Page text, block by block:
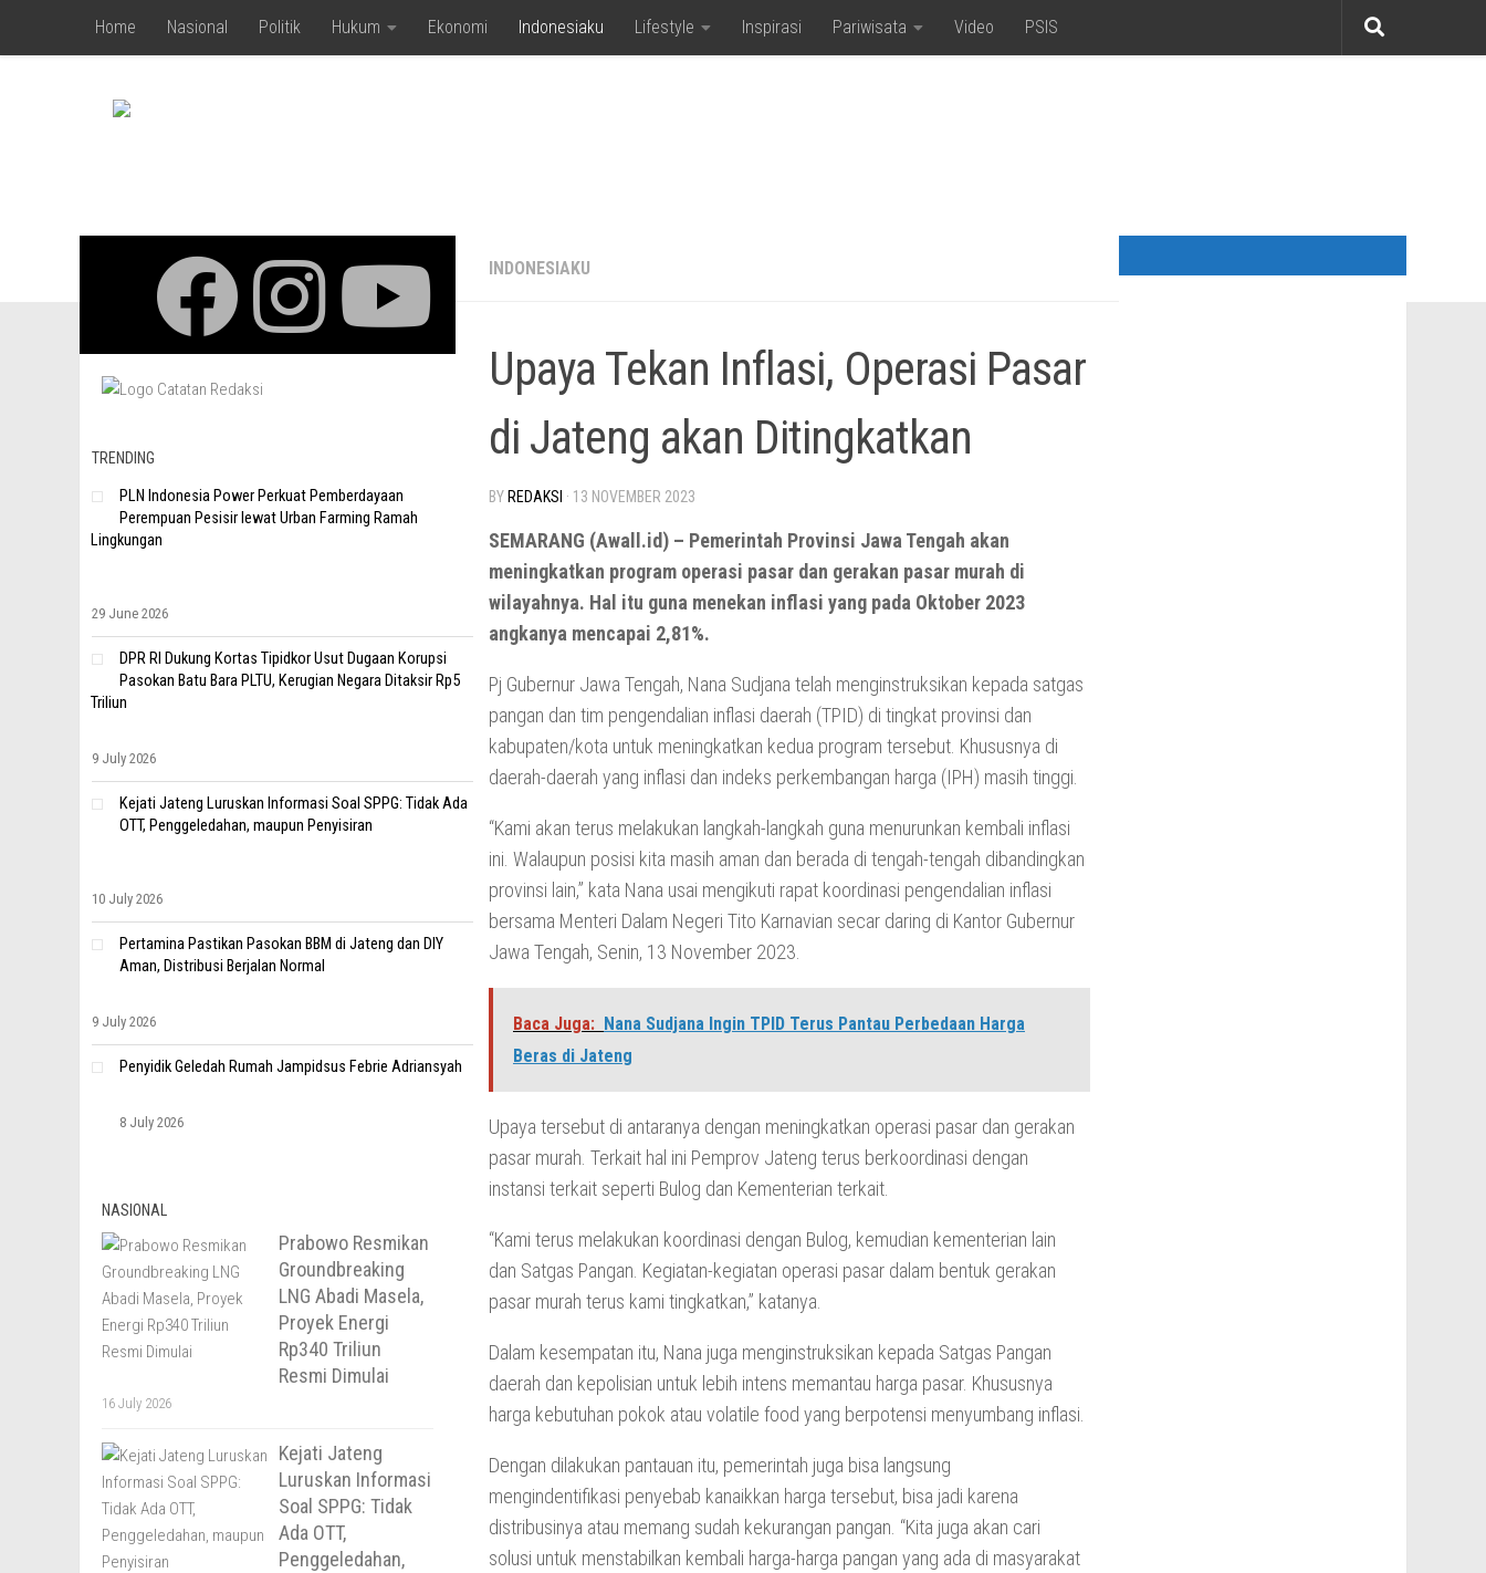
Skip to content
Home Nasional Politik Hukum Ekonomi Indonesiaku Lifestyle Inspirasi Pariwisata Video PSIS
INDONESIAKU
Upaya Tekan Inflasi, Operasi Pasar
di Jateng akan Ditingkatkan
BY REDAKSI · 13 NOVEMBER 2023
SEMARANG (Awall.id) – Pemerintah Provinsi Jawa Tengah akan
meningkatkan program operasi pasar dan gerakan pasar murah di
wilayahnya. Hal itu guna menekan inflasi yang pada Oktober 2023
angkanya mencapai 2,81%.
Pj Gubernur Jawa Tengah, Nana Sudjana telah menginstruksikan kepada satgas
pangan dan tim pengendalian inflasi daerah (TPID) di tingkat provinsi dan
kabupaten/kota untuk meningkatkan kedua program tersebut. Khususnya di
daerah-daerah yang inflasi dan indeks perkembangan harga (IPH) masih tinggi.
“Kami akan terus melakukan langkah-langkah guna menurunkan kembali inflasi
ini. Walaupun posisi kita masih aman dan berada di tengah-tengah dibandingkan
provinsi lain,” kata Nana usai mengikuti rapat koordinasi pengendalian inflasi
bersama Menteri Dalam Negeri Tito Karnavian secar daring di Kantor Gubernur
Jawa Tengah, Senin, 13 November 2023.
Baca Juga: Nana Sudjana Ingin TPID Terus Pantau Perbedaan Harga
Beras di Jateng
Upaya tersebut di antaranya dengan meningkatkan operasi pasar dan gerakan
pasar murah. Terkait hal ini Pemprov Jateng terus berkoordinasi dengan
instansi terkait seperti Bulog dan Kementerian terkait.
“Kami terus melakukan koordinasi dengan Bulog, kemudian kementerian lain
dan Satgas Pangan. Kegiatan-kegiatan operasi pasar dalam bentuk gerakan
pasar murah terus kami tingkatkan,” katanya.
Dalam kesempatan itu, Nana juga menginstruksikan kepada Satgas Pangan
daerah dan kepolisian untuk lebih intens memantau harga pasar. Khususnya
harga kebutuhan pokok atau volatile food yang berpotensi menyumbang inflasi.
Dengan dilakukan pantauan itu, pemerintah juga bisa langsung
mengindentifikasi penyebab kanaikkan harga tersebut, bisa jadi karena
distribusinya atau memang sudah kekurangan pangan. “Kita juga akan cari
solusi untuk menstabilkan kembali harga-harga pangan yang ada di masyarakat
TRENDING
PLN Indonesia Power Perkuat Pemberdayaan
Perempuan Pesisir lewat Urban Farming Ramah
Lingkungan
29 June 2026
DPR RI Dukung Kortas Tipidkor Usut Dugaan Korupsi
Pasokan Batu Bara PLTU, Kerugian Negara Ditaksir Rp5
Triliun
9 July 2026
Kejati Jateng Luruskan Informasi Soal SPPG: Tidak Ada
OTT, Penggeledahan, maupun Penyisiran
10 July 2026
Pertamina Pastikan Pasokan BBM di Jateng dan DIY
Aman, Distribusi Berjalan Normal
9 July 2026
Penyidik Geledah Rumah Jampidsus Febrie Adriansyah
8 July 2026
NASIONAL
Prabowo Resmikan
Groundbreaking
LNG Abadi Masela,
Proyek Energi
Rp340 Triliun
Resmi Dimulai
16 July 2026
Kejati Jateng
Luruskan Informasi
Soal SPPG: Tidak
Ada OTT,
Penggeledahan,